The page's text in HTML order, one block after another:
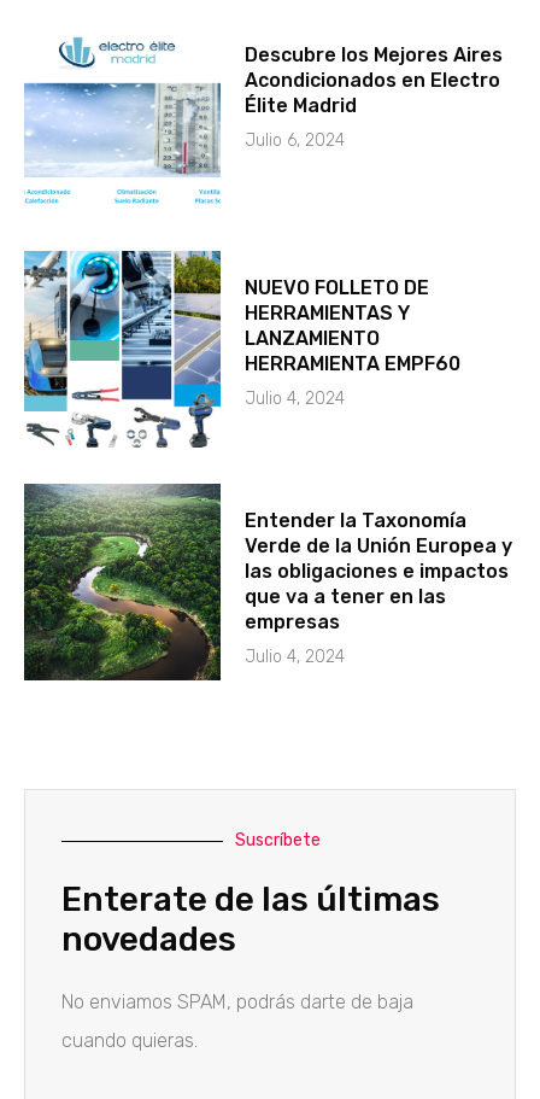
Descubre los Mejores Aires
Acondicionados en Electro
Élite Madrid
Julio 6, 2024
NUEVO FOLLETO DE
HERRAMIENTAS Y
LANZAMIENTO
HERRAMIENTA EMPF60
Julio 4, 2024
Entender la Taxonomía
Verde de la Unión Europea y
las obligaciones e impactos
que va a tener en las
empresas
Julio 4, 2024
Suscríbete
Enterate de las últimas
novedades
No enviamos SPAM, podrás darte de baja
cuando quieras.